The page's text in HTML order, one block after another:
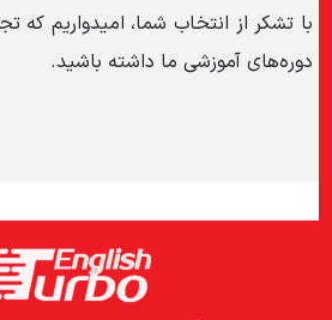
با تشکر از انتخاب شما، امیدواریم که
دوره‌های آموزشی ما داشته باشید.